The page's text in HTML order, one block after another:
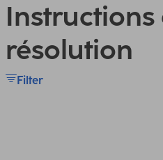
Instructions
résolution
Filter